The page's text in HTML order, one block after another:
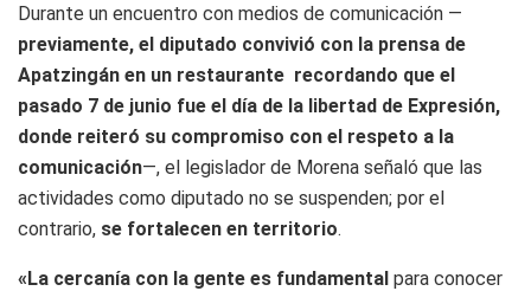
Durante un encuentro con medios de comunicación —
previamente, el diputado convivió con la prensa de
Apatzingán en un restaurante recordando que el
pasado 7 de junio fue el día de la libertad de Expresión,
donde reiteró su compromiso con el respeto a la
comunicación—, el legislador de Morena señaló que las
actividades como diputado no se suspenden; por el
contrario, se fortalecen en territorio.
«La cercanía con la gente es fundamental para conocer